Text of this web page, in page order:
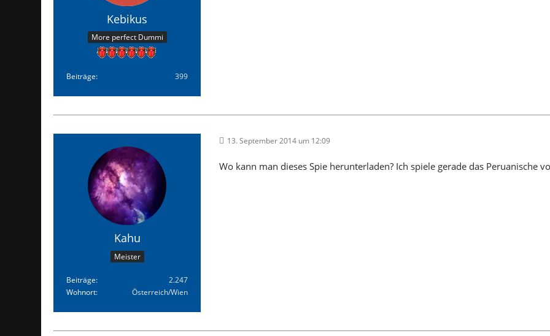
Kebikus
More perfect Dummi
Beiträge 399
Kahu
Meister
Beiträge
2.247
Wohnort
Österreich/Wien
13. September 2014 um 12:09
Wo kann man dieses Spie herunterladen? Ich spiele gerade das Peruanische